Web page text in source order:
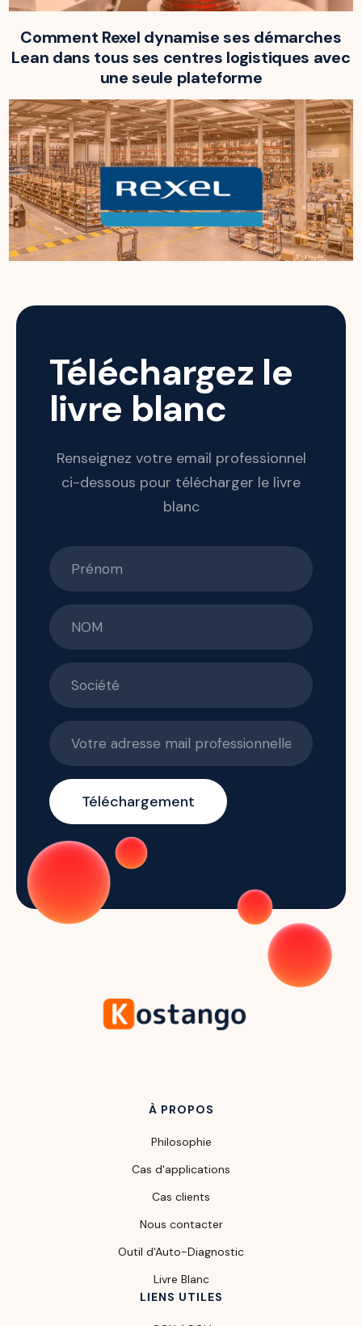
Comment Rexel dynamise ses démarches
Lean dans tous ses centres logistiques avec
une seule plateforme
Téléchargez le
livre blanc
Renseignez votre email professionnel
ci-dessous pour télécharger le livre
blanc
À PROPOS
Philosophie
Cas d'applications
Cas clients
Nous contacter
Outil d'Auto-Diagnostic
Livre Blanc
LIENS UTILES